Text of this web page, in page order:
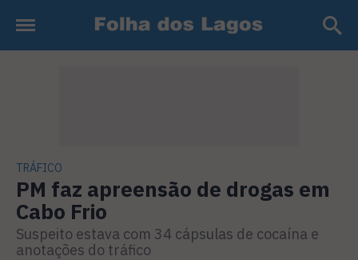
TRÁFICO
PM faz apreensão de drogas em
Cabo Frio
Suspeito estava com 34 cápsulas de cocaína e
anotações do tráfico